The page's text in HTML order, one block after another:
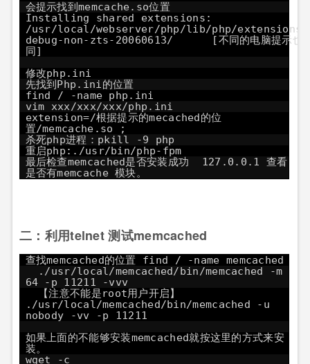
会提示找到memcache.so位置
Installing shared extensions:
/usr/local/webserver/php/lib/php/extensions/
debug-non-zts-20060613/ [不同的电脑提示也
同]
修改php.ini
先找到Php.ini的位置
find / -name php.ini
vim xxx/xxx/xxx/php.ini
extension=/根据提示的mecached的位
置/memcache.so ;
杀死php进程：pkill -9 php
重启php:./usr/bin/php-fpm
最后检查memcached是否安装成功 127.0.0.1 查看
是否有memcache 模块。
二：利用telnet 测试memcached
查找memcached的位置 find / -name memcached
./usr/local/memcached/bin/memcached -m
64 -p 11211 -vvv
【注意不能是root用户开启】
./usr/local/memcached/bin/memcached -u
nobody -vv -p 11211
如果上面的不能够安装memcached就按这里的方式来安
装。
wget -c